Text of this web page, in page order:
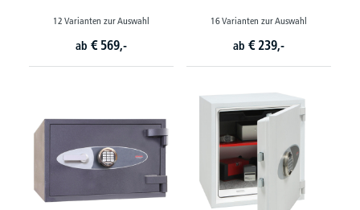
12 Varianten zur Auswahl
ab € 569,-
16 Varianten zur Auswahl
ab € 239,-